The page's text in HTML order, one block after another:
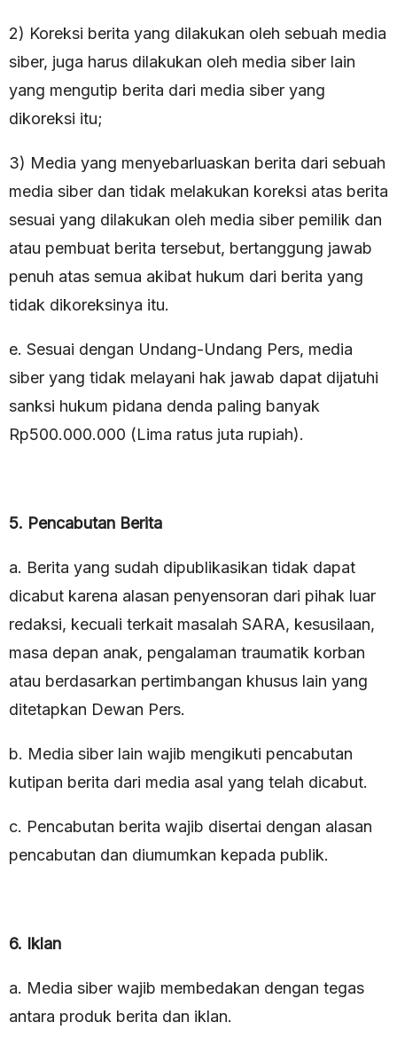
2) Koreksi berita yang dilakukan oleh sebuah media
siber, juga harus dilakukan oleh media siber lain
yang mengutip berita dari media siber yang
dikoreksi itu;
3) Media yang menyebarluaskan berita dari sebuah
media siber dan tidak melakukan koreksi atas berita
sesuai yang dilakukan oleh media siber pemilik dan
atau pembuat berita tersebut, bertanggung jawab
penuh atas semua akibat hukum dari berita yang
tidak dikoreksinya itu.
e. Sesuai dengan Undang-Undang Pers, media
siber yang tidak melayani hak jawab dapat dijatuhi
sanksi hukum pidana denda paling banyak
Rp500.000.000 (Lima ratus juta rupiah).
5. Pencabutan Berita
a. Berita yang sudah dipublikasikan tidak dapat
dicabut karena alasan penyensoran dari pihak luar
redaksi, kecuali terkait masalah SARA, kesusilaan,
masa depan anak, pengalaman traumatik korban
atau berdasarkan pertimbangan khusus lain yang
ditetapkan Dewan Pers.
b. Media siber lain wajib mengikuti pencabutan
kutipan berita dari media asal yang telah dicabut.
c. Pencabutan berita wajib disertai dengan alasan
pencabutan dan diumumkan kepada publik.
6. Iklan
a. Media siber wajib membedakan dengan tegas
antara produk berita dan iklan.